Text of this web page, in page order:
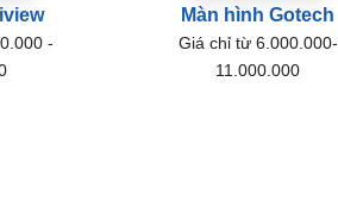
-
Màn hình Gotech
Giá chỉ từ 6.000.000-
11.000.000